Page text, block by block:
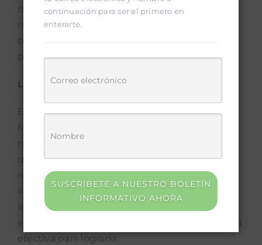
modos de transporte público y entre otros no
motorizados, como caminar y andar en
bicicleta, para facilitar una movilidad fluida de
puerta a puerta.
Logística y Transporte de Carga
El transporte de bienes y servicios es
fundamental para la actividad económica de
nuestras sociedades. Es importante asegurar
que la carga y descarga de mercancías se
realice de manera eficiente y con el menor
impacto posible en el tráfico y la movilidad de
las ciudades. La imposición de horarios y
espacios restringidos puede ser una estrategia
efectiva para lograrlo.
continuación para ser el primero en
enterarte.
SUSCRÍBETE A NUESTRO BOLETÍN
INFORMATIVO AHORA